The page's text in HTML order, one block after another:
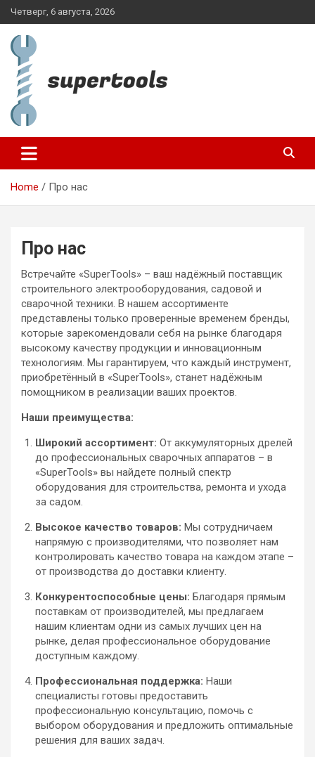
Skip
to
content
Четверг, 6 августа, 2026
supertools.com.ua
Home Про нас
Про нас
Встречайте «SuperTools» – ваш надёжный поставщик
строительного электрооборудования, садовой и
сварочной техники. В нашем ассортименте
представлены только проверенные временем бренды,
которые зарекомендовали себя на рынке благодаря
высокому качеству продукции и инновационным
технологиям. Мы гарантируем, что каждый инструмент,
приобретённый в «SuperTools», станет надёжным
помощником в реализации ваших проектов.
Наши преимущества:
Широкий ассортимент: От аккумуляторных дрелей
до профессиональных сварочных аппаратов – в
«SuperTools» вы найдете полный спектр
оборудования для строительства, ремонта и ухода
за садом.
Высокое качество товаров: Мы сотрудничаем
напрямую с производителями, что позволяет нам
контролировать качество товара на каждом этапе –
от производства до доставки клиенту.
Конкурентоспособные цены: Благодаря прямым
поставкам от производителей, мы предлагаем
нашим клиентам одни из самых лучших цен на
рынке, делая профессиональное оборудование
доступным каждому.
Профессиональная поддержка: Наши
специалисты готовы предоставить
профессиональную консультацию, помочь с
выбором оборудования и предложить оптимальные
решения для ваших задач.